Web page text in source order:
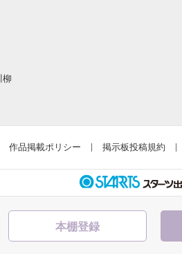
いけない人だと思っていたのに
連絡して。すぐ助けに行く」
って、私にはすごく優しい
ってヒーローのような人だった。
柳
作品掲載ポリシー 掲示板投稿規約